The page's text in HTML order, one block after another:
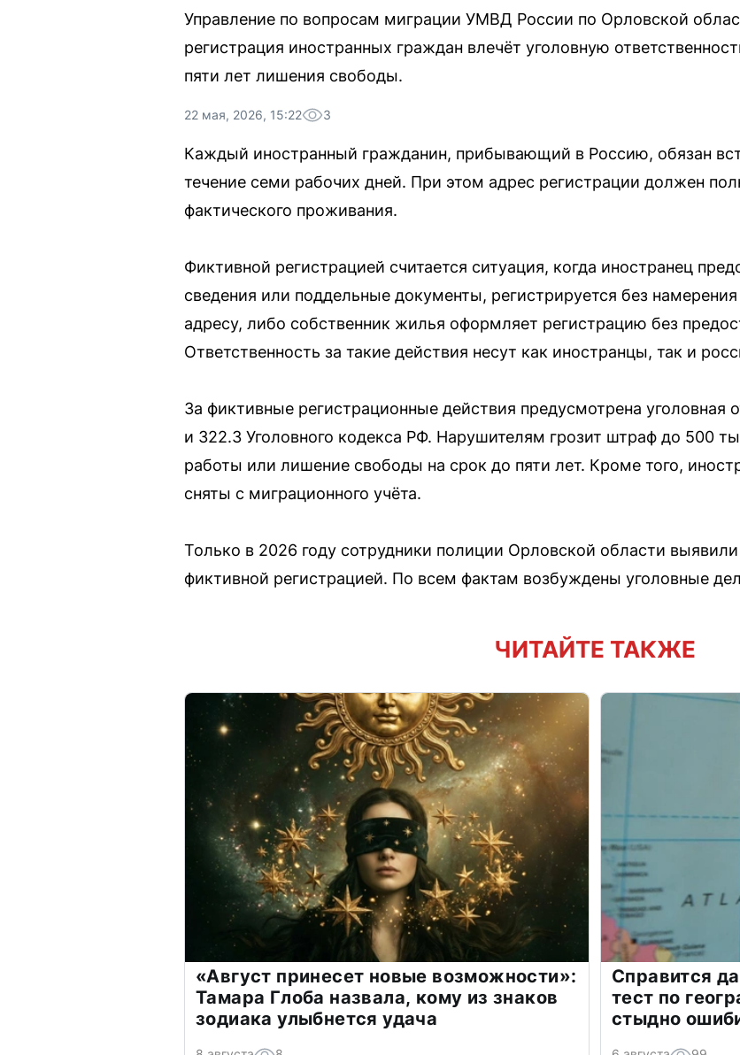
Управление по вопросам миграции УМВД России по Орловской
регистрация иностранных граждан влечёт уголовную
пяти лет лишения свободы.
22 мая, 2026, 15:22 3
Каждый иностранный гражданин, прибывающий в Россию, обязан
течение семи рабочих дней. При этом адрес регистрации должен
фактического проживания.
Фиктивной регистрацией считается ситуация, когда иностранец
сведения или поддельные документы, регистрируется без
адресу, либо собственник жилья оформляет регистрацию без
Ответственность за такие действия несут как иностранцы, так и
За фиктивные регистрационные действия предусмотрена уголовная
и 322.3 Уголовного кодекса РФ. Нарушителям грозит штраф до 500
работы или лишение свободы на срок до пяти лет. Кроме того,
сняты с миграционного учёта.
Только в 2026 году сотрудники полиции Орловской области выявили
фиктивной регистрацией. По всем фактам возбуждены уголовные
ЧИТАЙТЕ ТАКЖЕ
«Август принесет новые возможности»:
Тамара Глоба назвала, кому из знаков
зодиака улыбнется удача
Справится
тест по
стыдно